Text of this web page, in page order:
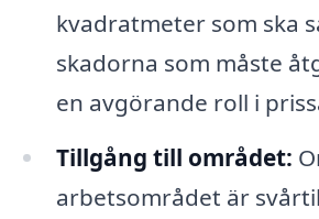
kvadratmeter som ska
skadorna som måste
en avgörande roll i
Tillgång till området:
arbetsområdet är